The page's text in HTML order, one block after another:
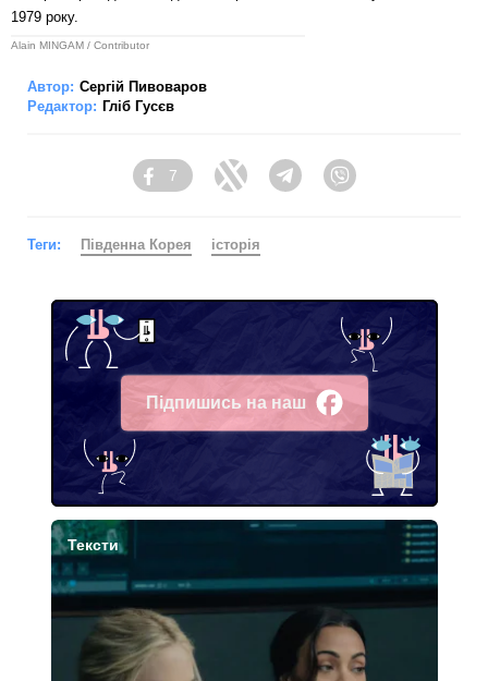
1979 року.
Alain MINGAM / Contributor
Автор: Сергій Пивоваров
Редактор: Гліб Гусєв
Facebook
7
Twitter TelegramViber
Теги: Південна Корея історія
Підпишись на наш
Facebook
Тексти